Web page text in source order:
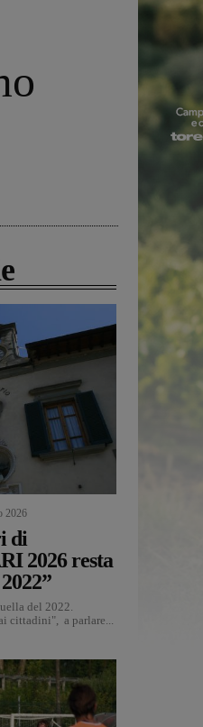
2026
di
2026 resta
del 2022.
cittadini", a parlare...